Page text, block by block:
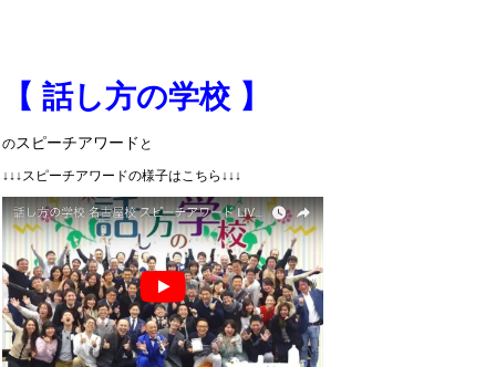
【 話し方の学校 】
のスピーチアワード と
↓↓↓スピーチアワードの様子はこちら↓↓↓